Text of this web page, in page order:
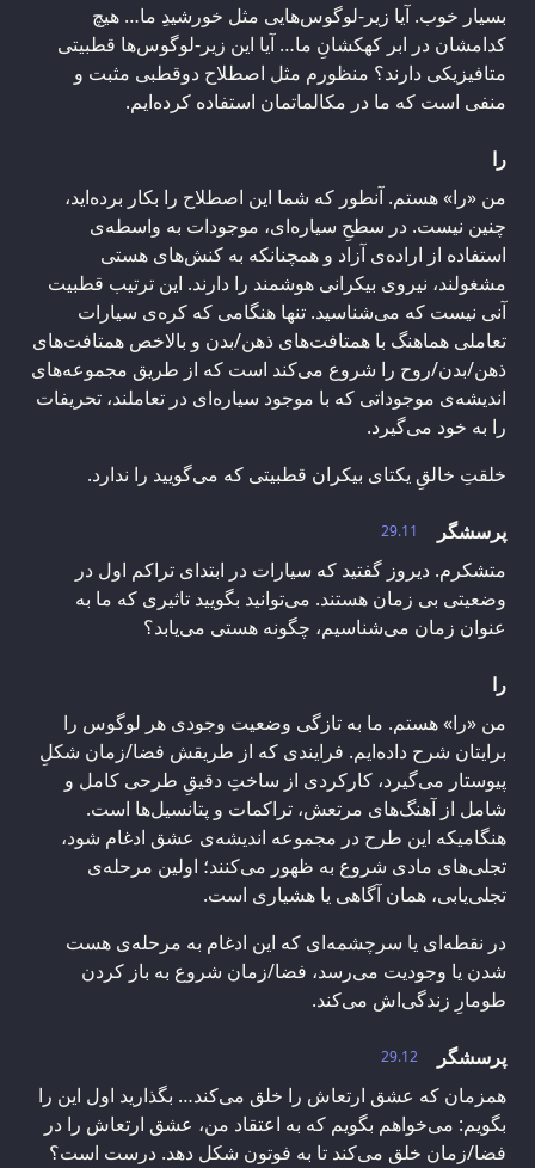
بسیار خوب. آیا زیر-لوگوس‌هایی مثل خورشیدِ ما… هیچ
کدامشان در ابر کهکشانِ ما… آیا این زیر-لوگوس‌ها قطبیتی
متافیزیکی دارند؟ منظورم مثل اصطلاح دوقطبی مثبت و
منفی است که ما در مکالماتمان استفاده کرده‎‌ایم.
را
من «را» هستم. آنطور که شما این اصطلاح را بکار برده‌اید،
چنین نیست. در سطحِ سیاره‌ای، موجودات به واسطه‌ی
استفاده از اراده‌ی آزاد و همچنانکه به کنش‌های هستی
مشغولند، نیروی بیکرانی هوشمند را دارند. این ترتیب قطبیت
آنی نیست که می‌شناسید. تنها هنگامی که کره‌ی سیارات
تعاملی هماهنگ با همتافت‌های ذهن/بدن و بالاخص همتافت‌های
ذهن/بدن/روح را شروع می‌کند است که از طریق مجموعه‌های
اندیشه‌ی موجوداتی که با موجود سیاره‌ای در تعاملند، تحریفات
را به خود می‌گیرد.
خلقتِ خالقِ یکتای بیکران قطبیتی که می‌گویید را ندارد.
29.11
پرسشگر
متشکرم. دیروز گفتید که سیارات در ابتدای تراکم اول در
وضعیتی بی‌ زمان هستند. می‌توانید بگویید تاثیری که ما به
عنوان زمان می‌شناسیم، چگونه هستی می‌یابد؟
را
من «را» هستم. ما به تازگی وضعیت وجودی هر لوگوس را
برایتان شرح داده‌ایم. فرایندی که از طریقش فضا/زمان شکلِ
پیوستار می‌گیرد، کارکردی از ساختِ دقیقِ طرحی کامل و
شامل از آهنگ‌های مرتعش، تراکمات و پتانسیل‌ها است.
هنگامیکه این طرح در مجموعه‌ اندیشه‌ی عشق ادغام شود،
تجلی‌های مادی شروع به ظهور می‌کنند؛ اولین مرحله‌ی
تجلی‌یابی، همان آگاهی یا هشیاری است.
در نقطه‌ای یا سرچشمه‌ا‌ی که این ادغام به مرحله‌ی هست
شدن یا وجودیت می‌رسد، فضا/زمان شروع به باز کردن
طومارِ زندگی‌اش می‌کند.
29.12
پرسشگر
همزمان که عشق ارتعاش را خلق می‌کند… بگذارید اول این را
بگویم: می‌خواهم بگویم که به اعتقاد من، عشق ارتعاش را در
فضا/زمان خلق می‌کند تا به فوتون شکل دهد. درست است؟